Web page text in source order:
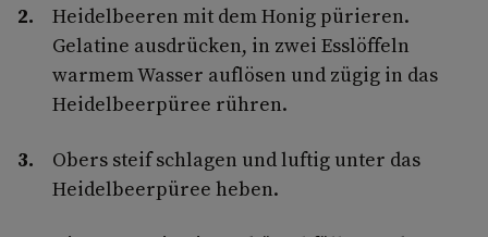
Heidelbeeren mit dem Honig pürieren.
Gelatine ausdrücken, in zwei Esslöffeln
warmem Wasser auflösen und zügig in das
Heidelbeerpüree rühren.
Obers steif schlagen und luftig unter das
Heidelbeerpüree heben.